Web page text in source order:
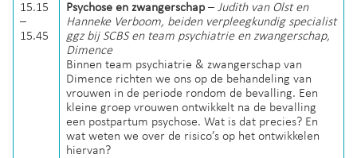
15.15
–
15.45
Psychose en zwangerschap – Judith van Olst en
Hanneke Verboom, beiden verpleegkundig specialist
ggz bij SCBS en team psychiatrie en zwangerschap,
Dimence
Binnen team psychiatrie & zwangerschap van
Dimence richten we ons op de behandeling van
vrouwen in de periode rondom de bevalling. Een
kleine groep vrouwen ontwikkelt na de bevalling
een postpartum psychose. Wat is dat precies? En
wat weten we over de risico’s op het ontwikkelen
hiervan?